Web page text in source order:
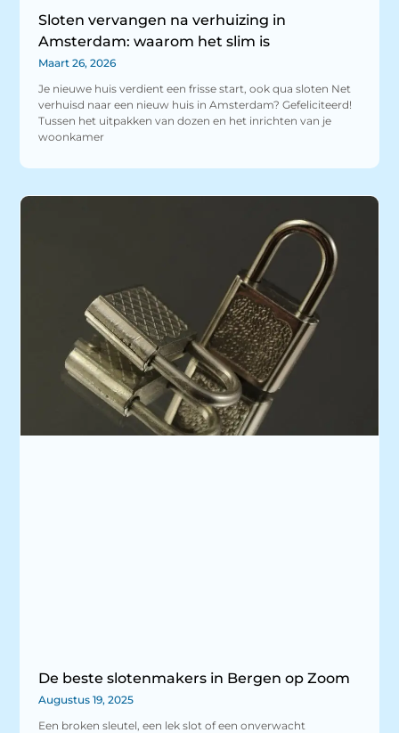
Sloten vervangen na verhuizing in
Amsterdam: waarom het slim is
Maart 26, 2026
Je nieuwe huis verdient een frisse start, ook qua sloten Net
verhuisd naar een nieuw huis in Amsterdam? Gefeliciteerd!
Tussen het uitpakken van dozen en het inrichten van je
woonkamer
De beste slotenmakers in Bergen op Zoom
Augustus 19, 2025
Een broken sleutel, een lek slot of een onverwacht